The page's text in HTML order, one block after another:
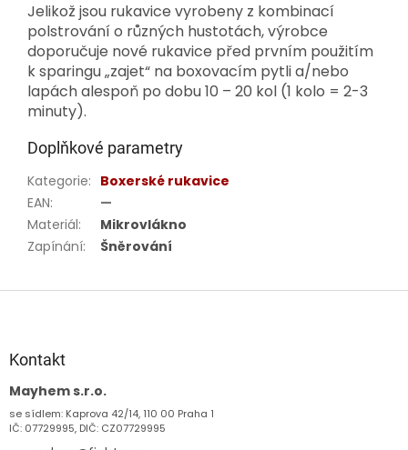
Jelikož jsou rukavice vyrobeny z kombinací
polstrování o různých hustotách, výrobce
doporučuje nové rukavice před prvním použitím
k sparingu „zajet“ na boxovacím pytli a/nebo
lapách alespoň po dobu 10 – 20 kol (1 kolo = 2-3
minuty).
Doplňkové parametry
Kategorie: Boxerské rukavice
EAN:
—
Materiál:
Mikrovlákno
Zapínání: Šněrování
Kontakt
Mayhem s.r.o.
se sídlem: Kaprova 42/14, 110 00 Praha 1
IČ: 07729995, DIČ: CZ07729995